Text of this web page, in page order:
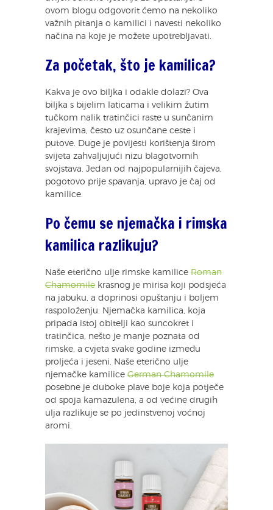
ovom blogu odgovorit ćemo na nekoliko
važnih pitanja o kamilici i navesti nekoliko
načina na koje je možete upotrebljavati.
Za početak, što je kamilica?
Kakva je ovo biljka i odakle dolazi? Ova
biljka s bijelim laticama i velikim žutim
tučkom nalik tratinčici raste u sunčanim
krajevima, često uz osunčane ceste i
putove. Duge je povijesti korištenja širom
svijeta zahvaljujući nizu blagotvornih
svojstava. Jedan od najpopularnijih čajeva,
pogotovo prije spavanja, upravo je čaj od
kamilice.
Po čemu se njemačka i rimska
kamilica razlikuju?
Naše eterično ulje rimske kamilice Roman
Chamomile krasnog je mirisa koji podsjeća
na jabuku, a doprinosi opuštanju i boljem
raspoloženju. Njemačka kamilica, koja
pripada istoj obitelji kao suncokret i
tratinčica, nešto je manje poznata od
rimske, a cvjeta svake godine između
proljeća i jeseni. Naše eterično ulje
njemačke kamilice German Chamomile
posebne je duboke plave boje koja potječe
od spoja kamazulena, a od većine drugih
ulja razlikuje se po jedinstvenoj voćnoj
aromi.